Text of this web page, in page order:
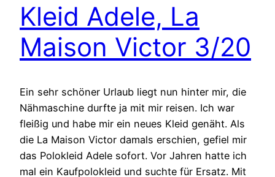
Kleid Adele, La
Maison Victor 3/20
Ein sehr schöner Urlaub liegt nun hinter mir, die
Nähmaschine durfte ja mit mir reisen. Ich war
fleißig und habe mir ein neues Kleid genäht. Als
die La Maison Victor damals erschien, gefiel mir
das Polokleid Adele sofort. Vor Jahren hatte ich
mal ein Kaufpolokleid und suchte für Ersatz. Mit